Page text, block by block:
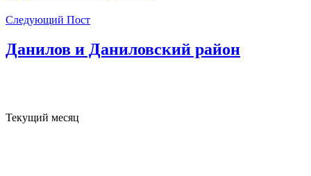
Следующий Пост
Данилов и Даниловский район
Текущий месяц